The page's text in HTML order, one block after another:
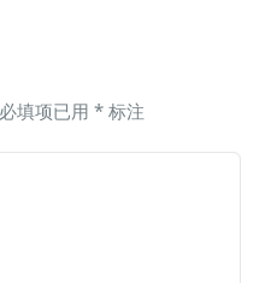
必填项已用 * 标注